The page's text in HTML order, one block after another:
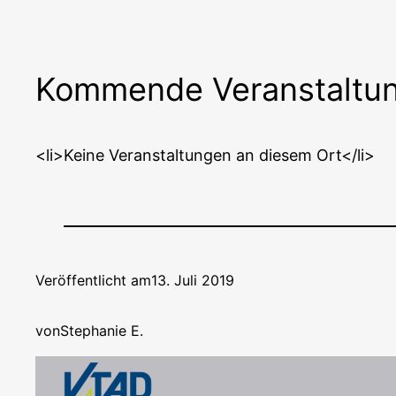
Kommende
<li>Keine Ver­an­stal­tun­gen an die­sem Ort</li>
Veröffentlicht am13. Juli 2019
vonStephanie E.